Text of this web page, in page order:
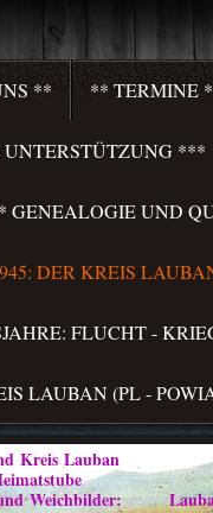
** ** TERMINE
***
UND
DER KREIS
FLUCHT -
LAUBAN (PL -
Lauban
Lauban -